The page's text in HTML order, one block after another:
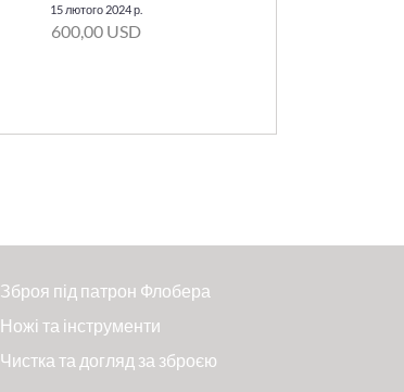
15 лютого 2024 р.
600,00 USD
Зброя під патрон Флобера
Ножі та інструменти
Чистка та догляд за зброєю